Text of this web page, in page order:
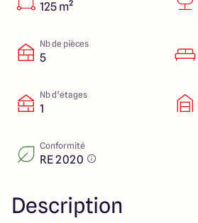
125 m²
Nb de pièces
5
Nb d’étages
1
Conformité
RE 2020
Description